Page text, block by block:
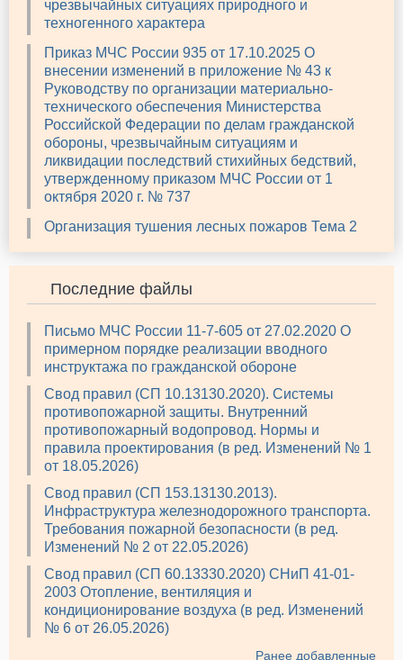
чрезвычайных ситуациях природного и
техногенного характера
Приказ МЧС России 935 от 17.10.2025 О
внесении изменений в приложение № 43 к
Руководству по организации материально-
технического обеспечения Министерства
Российской Федерации по делам гражданской
обороны, чрезвычайным ситуациям и
ликвидации последствий стихийных бедствий,
утвержденному приказом МЧС России от 1
октября 2020 г. № 737
Организация тушения лесных пожаров Тема 2
Последние файлы
Письмо МЧС России 11-7-605 от 27.02.2020 О
примерном порядке реализации вводного
инструктажа по гражданской обороне
Свод правил (СП 10.13130.2020). Системы
противопожарной защиты. Внутренний
противопожарный водопровод. Нормы и
правила проектирования (в ред. Изменений № 1
от 18.05.2026)
Свод правил (СП 153.13130.2013).
Инфраструктура железнодорожного транспорта.
Требования пожарной безопасности (в ред.
Изменений № 2 от 22.05.2026)
Свод правил (СП 60.13330.2020) СНиП 41-01-
2003 Отопление, вентиляция и
кондиционирование воздуха (в ред. Изменений
№ 6 от 26.05.2026)
Ранее добавленные